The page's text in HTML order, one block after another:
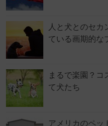
人と犬とのセカ
ている画期的な
まるで楽園？コ
て犬たち
アメリカのペッ